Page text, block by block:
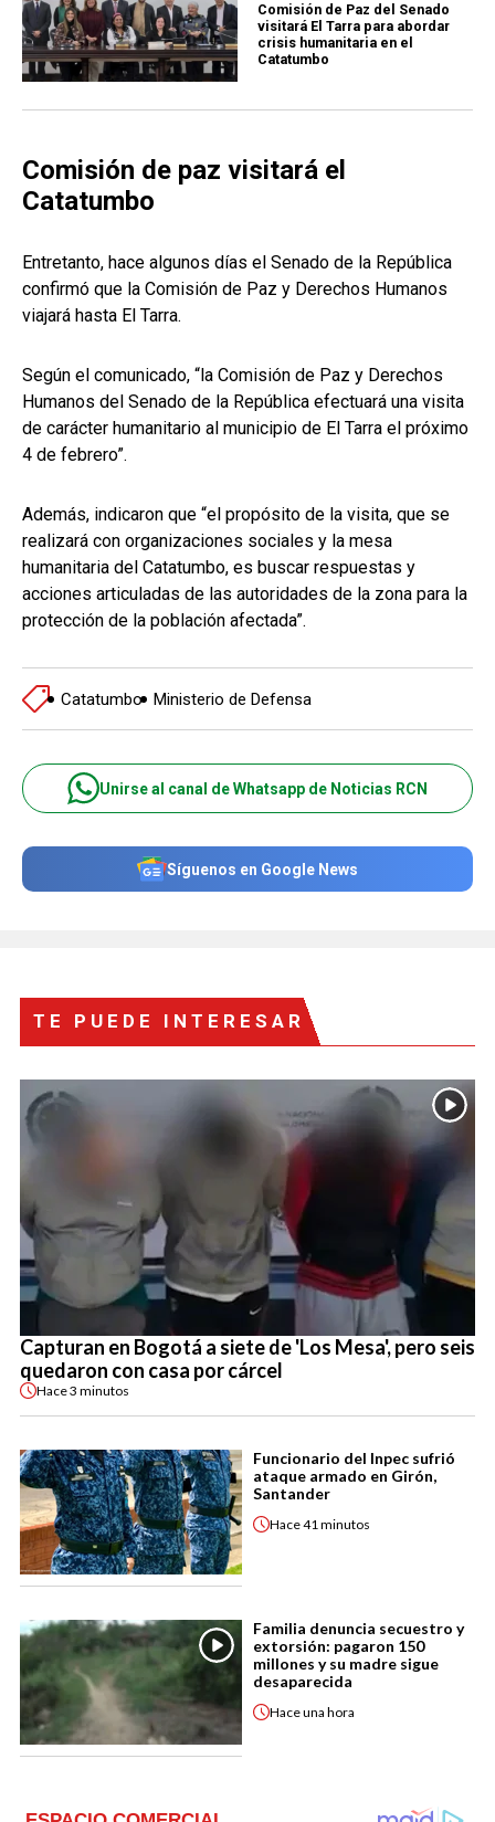
Comisión de Paz del Senado
visitará El Tarra para abordar
crisis humanitaria en el
Catatumbo
Comisión de paz visitará el
Catatumbo
Entretanto, hace algunos días el Senado de la República
confirmó que la Comisión de Paz y Derechos Humanos
viajará hasta El Tarra.
Según el comunicado, “la Comisión de Paz y Derechos
Humanos del Senado de la República efectuará una visita
de carácter humanitario al municipio de El Tarra el próximo
4 de febrero”.
Además, indicaron que “el propósito de la visita, que se
realizará con organizaciones sociales y la mesa
humanitaria del Catatumbo, es buscar respuestas y
acciones articuladas de las autoridades de la zona para la
protección de la población afectada”.
Catatumbo Ministerio de Defensa
Unirse al canal de Whatsapp de Noticias RCN
Síguenos en Google News
TE PUEDE INTERESAR
Capturan en Bogotá a siete de 'Los Mesa', pero seis
quedaron con casa por cárcel
Hace3 minutos
Funcionario del Inpec sufrió
ataque armado en Girón,
Santander
Hace41 minutos
Familia denuncia secuestro y
extorsión: pagaron 150
millones y su madre sigue
desaparecida
Haceuna hora